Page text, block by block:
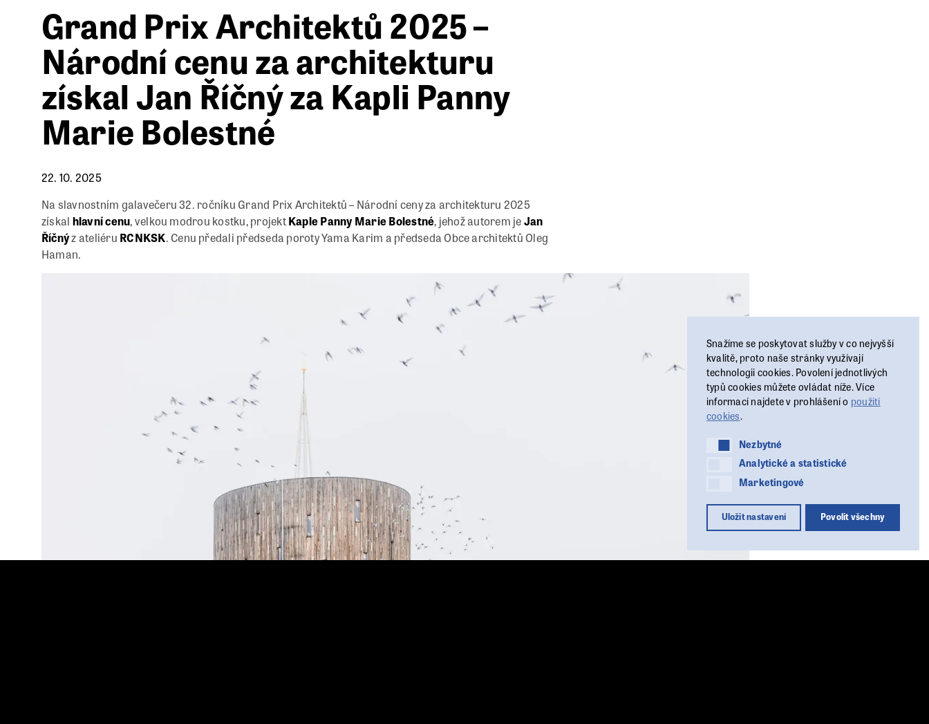
Grand Prix Architektů 2025 –
Národní cenu za architekturu
získal Jan Říčný za Kapli Panny
Marie Bolestné
22. 10. 2025
Na slavnostním galavečeru 32. ročníku Grand Prix Architektů – Národní ceny za architekturu 2025
získal hlavní cenu, velkou modrou kostku, projektKaple Panny Marie Bolestné, jehož autorem jeJan
Říčnýz ateliéru RCNKSK. Cenu předali předseda poroty Yama Karim a předseda Obce architektů Oleg
Haman.
Snažíme se poskytovat služby v co nejvyšší
kvalitě, proto naše stránky využívají
technologii cookies. Povolení jednotlivých
typů cookies můžete ovládat níže. Více
informací najdete v prohlášení o použití
cookies.
NezbytnéNezbytné
Analytické a statistické
Analytické a statistické
Marketingové
Marketingové
Uložit nastavení Povolit všechny